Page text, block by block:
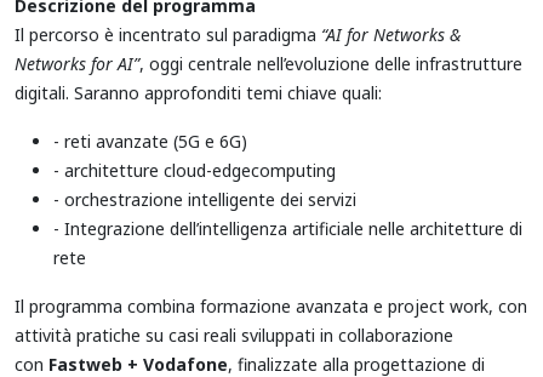
Descrizione del programma
Il percorso è incentrato sul paradigma “AI for Networks &
Networks for AI”, oggi centrale nell’evoluzione delle infrastrutture
digitali. Saranno approfonditi temi chiave quali:
- reti avanzate (5G e 6G)
- architetture cloud-edgecomputing
- orchestrazione intelligente dei servizi
- Integrazione dell’intelligenza artificiale nelle architetture di
rete
Il programma combina formazione avanzata e project work, con
attività pratiche su casi reali sviluppati in collaborazione
con Fastweb + Vodafone, finalizzate alla progettazione di